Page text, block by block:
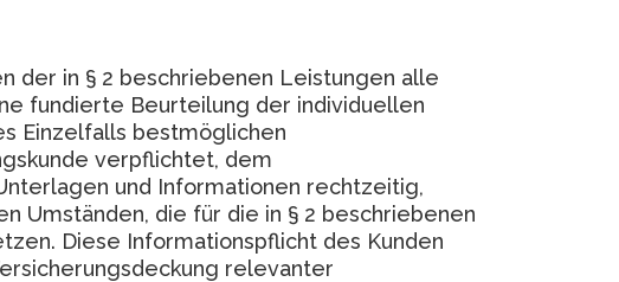
der in § 2 beschriebenen Leistungen alle
fundierte Beurteilung der individuellen
Einzelfalls bestmöglichen
verpflichtet, dem
und Informationen rechtzeitig,
Umständen, die für die in § 2 beschriebenen
Diese Informationspflicht des Kunden
relevanter